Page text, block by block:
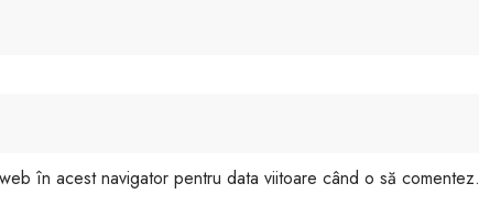
în acest navigator pentru data viitoare când o să comentez.